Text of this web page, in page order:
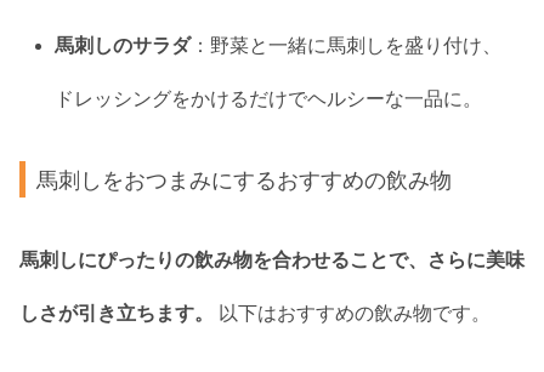
馬刺しのサラダ：野菜と一緒に馬刺しを盛り付け、
ドレッシングをかけるだけでヘルシーな一品に。
馬刺しをおつまみにするおすすめの飲み物
馬刺しにぴったりの飲み物を合わせることで、さらに美味
しさが引き立ちます。 以下はおすすめの飲み物です。